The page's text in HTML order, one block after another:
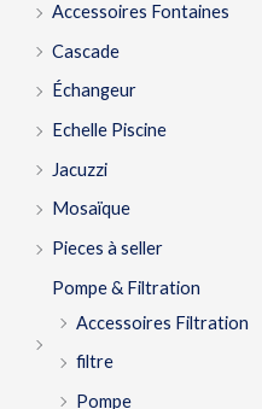
Accessoires Fontaines
Cascade
Échangeur
Echelle Piscine
Jacuzzi
Mosaïque
Pieces à seller
Pompe & Filtration
Accessoires Filtration
filtre
Pompe